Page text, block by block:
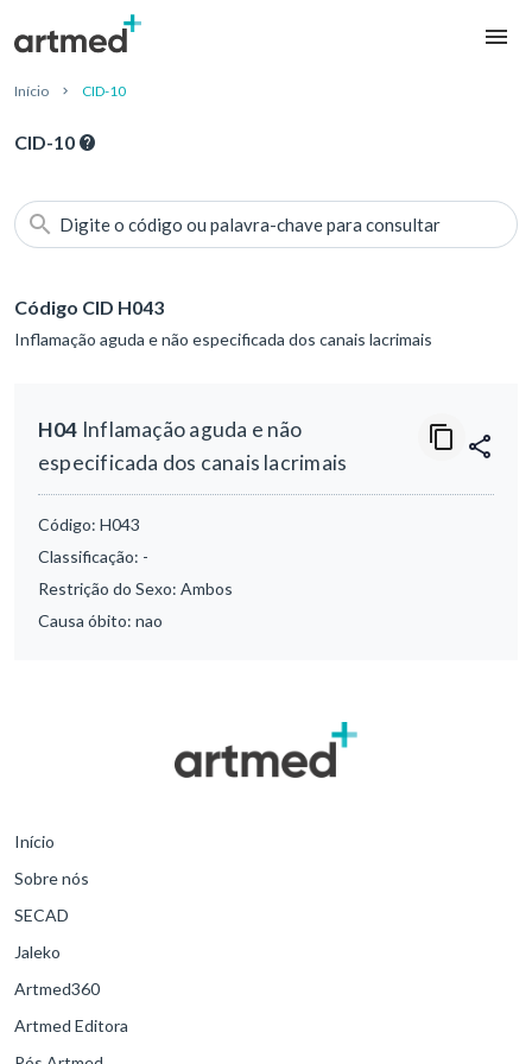
Início CID-10
CID-10
Digite o código ou palavra-chave para consultar
Código CID H043
Inflamação aguda e não especificada dos canais lacrimais
H04 Inflamação aguda e não
especificada dos canais lacrimais
Código: H043
Classificação: -
Restrição do Sexo: Ambos
Causa óbito: nao
Início
Sobre nós
SECAD
Jaleko
Artmed360
Artmed Editora